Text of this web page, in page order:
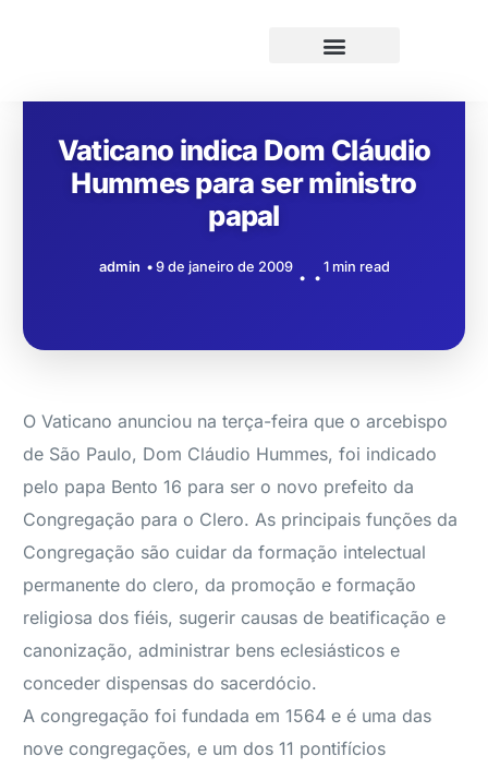
Vaticano indica Dom Cláudio
Hummes para ser ministro
papal
admin 9 de janeiro de 2009 1 min read
O Vaticano anunciou na terça-feira que o arcebispo
de São Paulo, Dom Cláudio Hummes, foi indicado
pelo papa Bento 16 para ser o novo prefeito da
Congregação para o Clero. As principais funções da
Congregação são cuidar da formação intelectual
permanente do clero, da promoção e formação
religiosa dos fiéis, sugerir causas de beatificação e
canonização, administrar bens eclesiásticos e
conceder dispensas do sacerdócio.
A congregação foi fundada em 1564 e é uma das
nove congregações, e um dos 11 pontifícios